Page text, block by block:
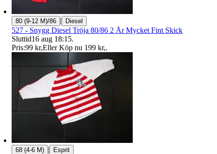
80 (9-12 M)/86 | Diesel
527 - Snygg Diesel Tröja 80/86 2 År Mycket Fint Skick
Sluttid16 aug 18:15.
Pris:99 kr,Eller Köp nu 199 kr,.
68 (4-6 M) | Esprit